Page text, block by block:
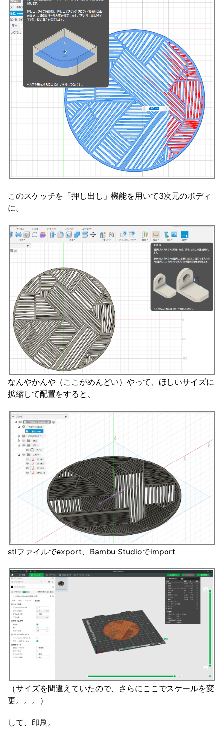
このスケッチを「押し出し」機能を用いて3次元のボディ
に。
なんやかんや（ここがめんどい）やって、ほしいサイズに
拡縮して配置をすると、
stlファイルでexport、Bambu Studioでimport
（サイズを間違えていたので、さらにここでスケールを変
更。。。）
して、印刷。